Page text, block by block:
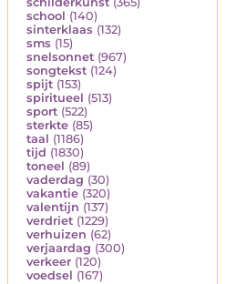
school (140)
sinterklaas (132)
sms (15)
snelsonnet (967)
songtekst (124)
spijt (153)
spiritueel (513)
sport (522)
sterkte (85)
taal (1186)
tijd (1830)
toneel (89)
vaderdag (30)
vakantie (320)
valentijn (137)
verdriet (1229)
verhuizen (62)
verjaardag (300)
verkeer (120)
voedsel (167)